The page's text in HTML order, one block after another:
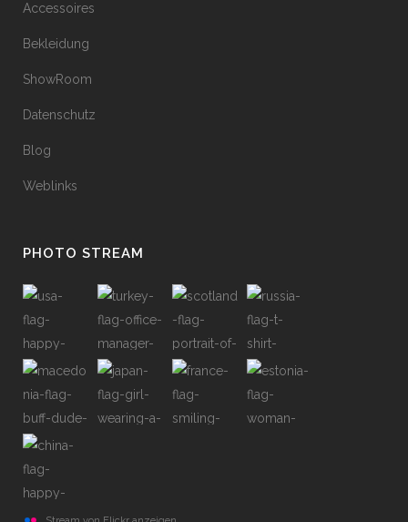
Accessoires
Bekleidung
ShowRoom
Datenschutz
Blog
Weblinks
PHOTO STREAM